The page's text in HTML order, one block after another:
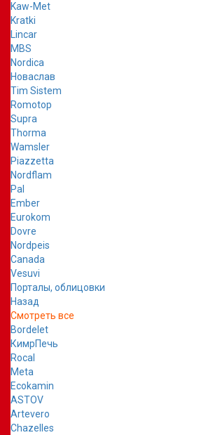
Kaw-Met
Kratki
Lincar
MBS
Nordica
Новаслав
Tim Sistem
Romotop
Supra
Thorma
Wamsler
Piazzetta
Nordflam
Pal
Ember
Eurokom
Dovre
Nordpeis
Canada
Vesuvi
Порталы, облицовки
Назад
Смотреть все
Bordelet
КимрПечь
Rocal
Meta
Ecokamin
ASTOV
Artevero
Chazelles